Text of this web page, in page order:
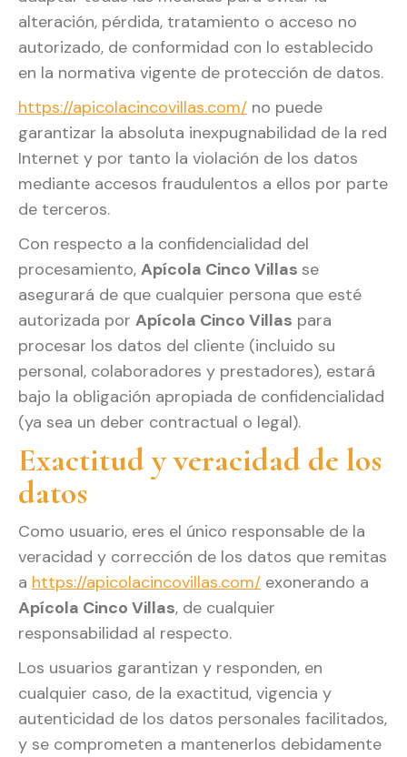
alteración, pérdida, tratamiento o acceso no
autorizado, de conformidad con lo establecido
en la normativa vigente de protección de datos.
https://apicolacincovillas.com/ no puede
garantizar la absoluta inexpugnabilidad de la red
Internet y por tanto la violación de los datos
mediante accesos fraudulentos a ellos por parte
de terceros.
Con respecto a la confidencialidad del
procesamiento, Apícola Cinco Villas se
asegurará de que cualquier persona que esté
autorizada por Apícola Cinco Villas para
procesar los datos del cliente (incluido su
personal, colaboradores y prestadores), estará
bajo la obligación apropiada de confidencialidad
(ya sea un deber contractual o legal).
Exactitud y veracidad de los
datos
Como usuario, eres el único responsable de la
veracidad y corrección de los datos que remitas
a https://apicolacincovillas.com/ exonerando a
Apícola Cinco Villas, de cualquier
responsabilidad al respecto.
Los usuarios garantizan y responden, en
cualquier caso, de la exactitud, vigencia y
autenticidad de los datos personales facilitados,
y se comprometen a mantenerlos debidamente